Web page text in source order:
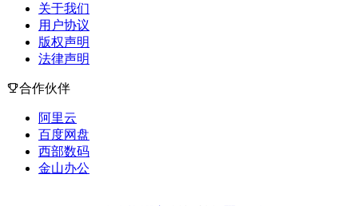
关于我们
用户协议
版权声明
法律声明
合作伙伴
阿里云
百度网盘
西部数码
金山办公